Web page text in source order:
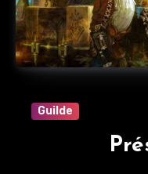
Guilde